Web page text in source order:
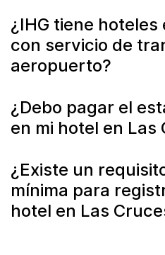
¿IHG tiene hoteles
con servicio de
aeropuerto?
¿Debo pagar el
en mi hotel en Las
¿Existe un
mínima para
hotel en Las